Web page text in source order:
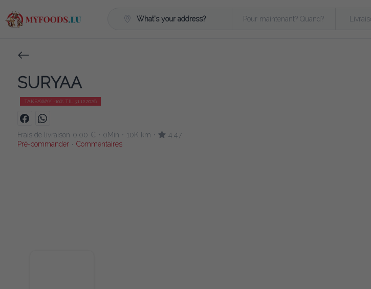
What's your address? Pour maintenant? Quand?
SURYAA
TAKEAWAY -10% TIL 31.12.2026
Frais de livraison 0.00 € • 0Min • 10K km •
4.47
Pré-commander • Commentaires